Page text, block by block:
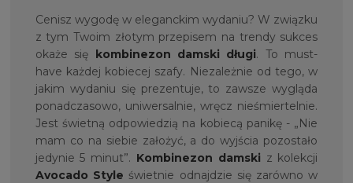
Cenisz wygodę w eleganckim wydaniu? W związku
z tym Twoim złotym przepisem na trendy sukces
okaże się kombinezon damski długi. To must-
have każdej kobiecej szafy. Niezależnie od tego, w
jakim wydaniu się prezentuje, to zawsze wygląda
ponadczasowo, uniwersalnie, wręcz nieśmiertelnie.
Jest świetną odpowiedzią na kobiecą panikę - „Nie
mam co na siebie założyć, a do wyjścia pozostało
jedynie 5 minut”. Kombinezon damski z kolekcji
Avocado Style świetnie odnajdzie się zarówno w